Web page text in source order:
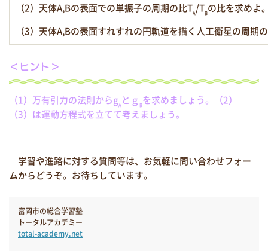
（2）天体A,Bの表面での単振子の周期の比TA/TBの比を求めよ
（3）天体A,Bの表面すれすれの円軌道を描く人工衛星の周期
＜ヒント＞
（1）万有引力の法則からgA とｇ Bを求めましょう。（2）
（3）は運動方程式を立てて考えましょう。
学習や進路に対する質問等は、お気軽に問い合わせフォー
ムからどうぞ。お待ちしています。
富岡市の総合学習塾
トータルアカデミー
total-academy.net